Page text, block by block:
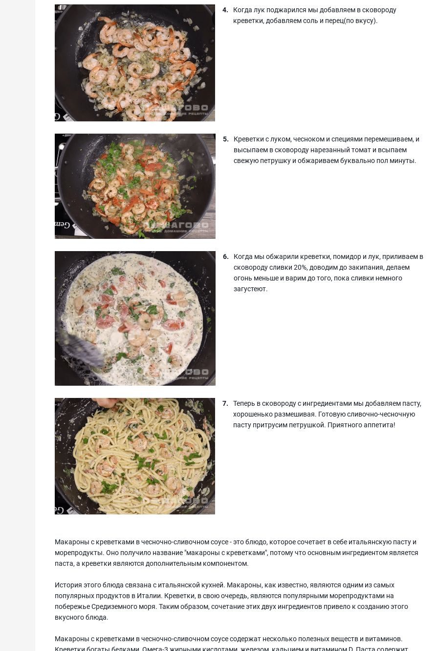
Когда лук поджарился мы добавляем в сковороду
креветки, добавляем соль и перец(по вкусу).
Креветки с луком, чесноком и специями перемешиваем, и
высыпаем в сковороду нарезанный томат и всыпаем
свежую петрушку и обжариваем буквально пол минуты.
Когда мы обжарили креветки, помидор и лук, приливаем в
сковороду сливки 20%, доводим до закипания, делаем
огонь меньше и варим до того, пока сливки немного
загустеют.
Теперь в сковороду с ингредиентами мы добавляем пасту,
хорошенько размешивая. Готовую сливочно-чесночную
пасту притрусим петрушкой. Приятного аппетита!
Макароны с креветками в чесночно-сливочном соусе - это блюдо, которое сочетает в себе итальянскую пасту и
морепродукты. Оно получило название "макароны с креветками", потому что основным ингредиентом является
паста, а креветки являются дополнительным компонентом.
История этого блюда связана с итальянской кухней. Макароны, как известно, являются одним из самых
популярных продуктов в Италии. Креветки, в свою очередь, являются популярными морепродуктами на
побережье Средиземного моря. Таким образом, сочетание этих двух ингредиентов привело к созданию этого
вкусного блюда.
Макароны с креветками в чесночно-сливочном соусе содержат несколько полезных веществ и витаминов.
Креветки богаты белками, Омега-3 жирными кислотами, железом, кальцием и витамином D. Паста содержит